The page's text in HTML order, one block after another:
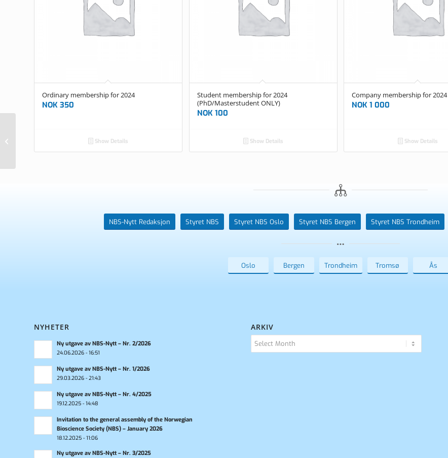
Ordinary membership for 2024
NOK 350
Show Details
Student membership for 2024
(PhD/Masterstudent ONLY)
NOK100
Show Details
Company membership for 2024
NOK 1 000
Show Details
NBS-Nytt Redaksjon Styret NBS Styret NBS Oslo Styret NBS Bergen Styret NBS Trondheim
Oslo Bergen Trondheim Tromsø Ås
NYHETER
Ny utgave av NBS-Nytt – Nr. 2/2026
24.06.2026 - 16:51
Ny utgave av NBS-Nytt – Nr. 1/2026
29.03.2026 - 21:43
Ny utgave av NBS-Nytt – Nr. 4/2025
19.12.2025 - 14:48
Invitation to the general assembly of the Norwegian
Bioscience Society (NBS) – January 2026
18.12.2025 - 11:06
Ny utgave av NBS-Nytt – Nr. 3/2025
ARKIV
(PhD/Masterstudent ONLY)